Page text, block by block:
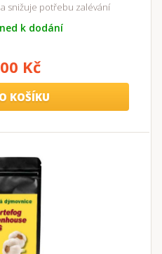
snižuje potřebu zalévání
k dodání
Kč
KOŠÍKU